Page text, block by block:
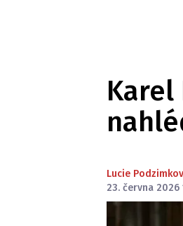
Lucie
23. června 2026